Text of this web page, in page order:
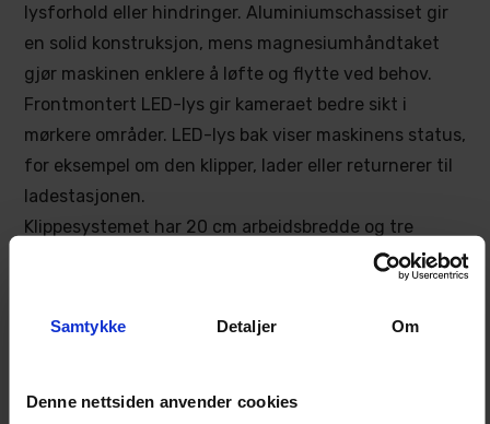
Samtykke Detaljer Om
Denne nettsiden anvender cookies
lysforhold eller hindringer. Aluminiumschassiset gir
en solid konstruksjon, mens magnesiumhåndtaket
gjør maskinen enklere å løfte og flytte ved behov.
Frontmontert LED-lys gir kameraet bedre sikt i
mørkere områder. LED-lys bak viser maskinens status,
for eksempel om den klipper, lader eller returnerer til
ladestasjonen.
Klippesystemet har 20 cm arbeidsbredde og tre
svingbare kniver. Klippehøyden kan justeres elektrisk
fra 20 til 90 mm, slik at klipperen kan tilpasses ulike
plenforhold og ønsket gresshøyde.
styres via app med 2G/4G, Bluetooth, GSM og WiFi,